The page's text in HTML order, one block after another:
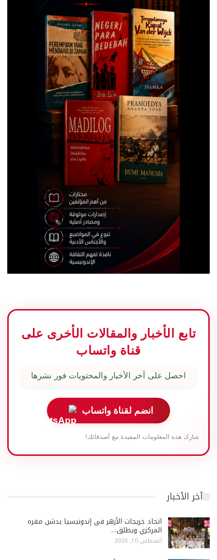
تابع الأخبار والمقالات الأخرى على
قناة واتساب
احصل على آخر الأخبار والمحتويات فور نشرها
انضم لقناة واتساب
شارك هذه المعلومات المفيدة مع أصدقائك!
آخر الأخبار
اتحاد خريجات الأزهر في إندونيسيا يدشن مقره
المركزي ويطلق…
أغسطس 10, 2026